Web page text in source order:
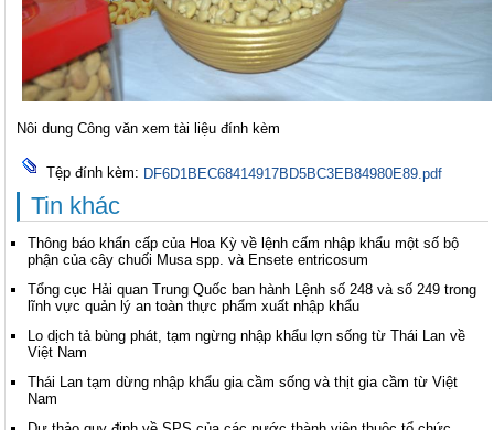
Nôi dung Công văn xem tài liệu đính kèm
Tệp đính kèm: DF6D1BEC68414917BD5BC3EB84980E89.pdf
Tin khác
Thông báo khẩn cấp của Hoa Kỳ về lệnh cấm nhập khẩu một số bộ
phận của cây chuối Musa spp. và Ensete entricosum
Tổng cục Hải quan Trung Quốc ban hành Lệnh số 248 và số 249 trong
lĩnh vực quản lý an toàn thực phẩm xuất nhập khẩu
Lo dịch tả bùng phát, tạm ngừng nhập khẩu lợn sống từ Thái Lan về
Việt Nam
Thái Lan tạm dừng nhập khẩu gia cầm sống và thịt gia cầm từ Việt
Nam